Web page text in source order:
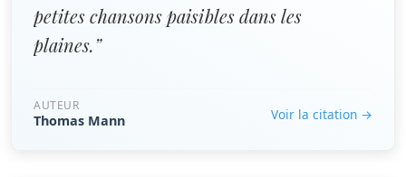
petites chansons paisibles dans les
plaines.”
AUTEUR
Thomas Mann Voir la citation →